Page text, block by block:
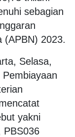
sebagian
(APBN) 2023.
Selasa,
yakni
PBS036